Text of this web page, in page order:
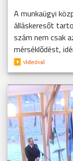
A munkaügyi
álláskeresőt
szám nem csak
mérséklődést,